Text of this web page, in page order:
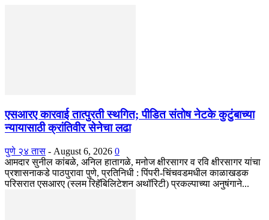
एसआरए कारवाई तात्पुरती स्थगित; पीडित संतोष नेटके कुटुंबाच्या
न्यायासाठी क्रांतिवीर सेनेचा लढा
पुणे २४ तास - August 6, 2026 0
आमदार सुनील कांबळे, अनिल हातागळे, मनोज क्षीरसागर व रवि क्षीरसागर यांचा
प्रशासनाकडे पाठपुरावा पुणे, प्रतिनिधी : पिंपरी-चिंचवडमधील काळाखडक
परिसरात एसआरए (स्लम रिहॅबिलिटेशन अथॉरिटी) प्रकल्पाच्या अनुषंगाने...